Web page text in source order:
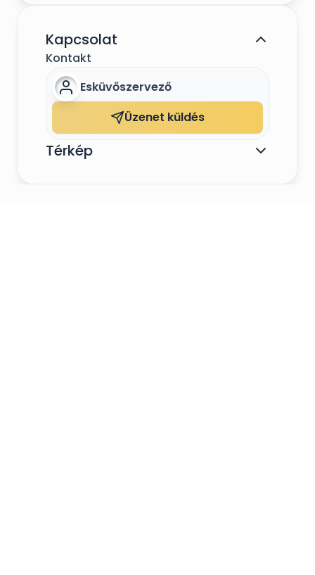
Kapcsolat
Kontakt
Esküvőszervező
Üzenet küldés
Térkép